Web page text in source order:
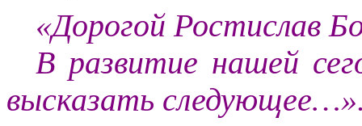
«Дорогой Ростислав
В развитие нашей
высказать